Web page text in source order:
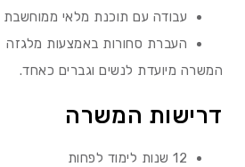
עבודה עם תוכנת מלאי ממוחשבת
העברת סחורות באמצעות מלגזה
המשרה מיועדת לנשים וגברים כאחד.
דרישות המשרה
12 שנות לימוד לפחות